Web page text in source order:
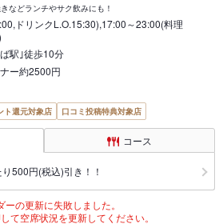
などランチやサク飲みにも！
ドリンクL.O.15:30),17:00～23:00(料理
駅｣徒歩10分
ー約2500円
ト還元対象店 口コミ投稿特典対象店
コース
500円(税込)引き！！
ーの更新に失敗しました。
て空席状況を更新してください。